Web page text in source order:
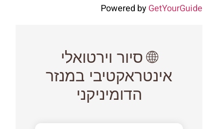
Powered by
🌐 סיור וירטואלי
אינטראקטיבי במנזר
הדומיניקני